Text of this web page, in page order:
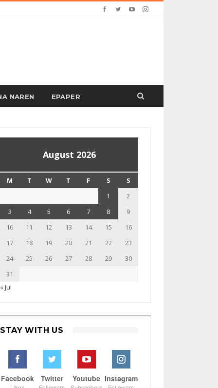
NAREN EPAPER
August 2026
M T W T F S
S
1
2
3
4 5 6 7 8
9
10
11 12 13 14 15
16
17
18 19 20 21 22
23
24
25 26 27 28 29
30
31
« Jul
STAY WITH US
Facebook Twitter Youtube Instagram